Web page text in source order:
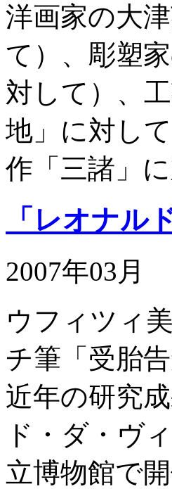
洋画家の大
て）、彫塑
対して）、
地」に対し
作「三諸」
「レオナ
2007年03月
ウフィツィ
チ筆「受胎
近年の研究
ド・ダ・ヴ
立博物館で